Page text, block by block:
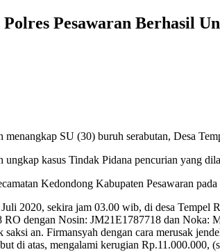
Pesawaran Berhasil
SU (30) buruh serabutan, Desa
kasus Tindak Pidana pencurian yang
Kedondong Kabupaten Pesawaran
2020, sekira jam 03.00 wib, di desa
dengan Nosin: JM21E1787718 dan
an. Firmansyah dengan cara merusak
di atas, mengalami kerugian Rp.11.000.000,